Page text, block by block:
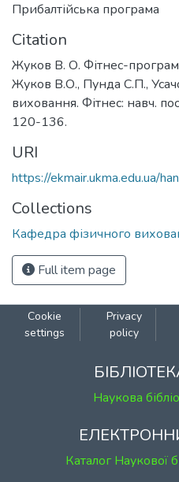
Прибалтійська програма
Citation
Жуков В. О. Фітнес-
Жуков В.О., Пунда С.П.,
виховання. Фітнес: навч.
120-136.
URI
https://ekmair.ukma.edu.ua/
Collections
Кафедра фізичного
Full item page
Cookie
settings
Privacy
policy
Наукова
Каталог Наукової